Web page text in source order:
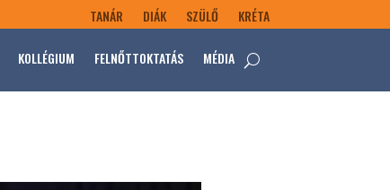
TANÁR DIÁK SZÜLŐ KRÉTA
KOLLÉGIUM FELNŐTTOKTATÁS MÉDIA